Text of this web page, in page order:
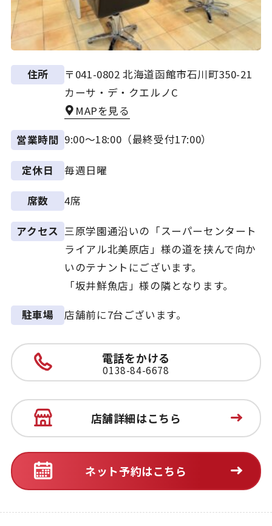
住所
〒041-0802 北海道函館市石川町350-21
カーサ・デ・クエルノC
MAPを見る
営業時間 9:00～18:00（最終受付17:00）
定休日 毎週日曜
席数 4席
アクセス 三原学園通沿いの「スーパーセンタート
ライアル北美原店」様の道を挟んで向か
いのテナントにございます。
「坂井鮮魚店」様の隣となります。
駐車場 店舗前に7台ございます。
電話をかける
0138-84-6678
店舗詳細はこちら
ネット予約はこちら